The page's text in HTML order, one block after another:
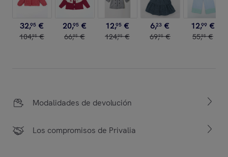
32,95 €
104,95 €
20,95 €
66,95 €
12,95 €
124,95 €
6,23 €
69,95 €
12,99 €
55,95 €
Modalidades de devolución
Los compromisos de Privalia